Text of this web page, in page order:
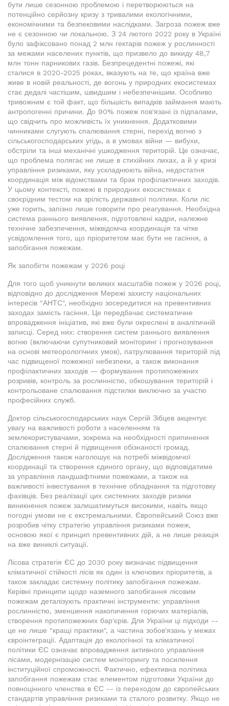
бути лише сезонною проблемою і перетворюються на
потенційно серйозну кризу з тривалими екологічними,
економічними та безпековими наслідками. Загроза пожеж вже
не є сезонною чи локальною. З 24 лютого 2022 року в Україні
було зафіксовано понад 2 млн гектарів пожеж у рослинності
за межами населених пунктів, що призвело до викиду 48,7
млн тонн парникових газів. Безпрецедентні пожежі, які
сталися в 2020-2025 роках, вказують на те, що країна вже
живе в новій реальності, де вогонь у природних екосистемах
стає дедалі частішим, швидшим і небезпечнішим. Особливо
тривожним є той факт, що більшість випадків займання мають
антропогенні причини. До 90% пожеж пов'язані із підпалами,
що свідчить про можливість їх уникнення. Додатковими
чинниками слугують спалювання стерні, перехід вогню з
сільськогосподарських угідь, а в умовах війни — вибухи,
обстріли та інші механічні ушкодження територій. Це означає,
що проблема полягає не лише в стихійних лихах, а й у кризі
управління ризиками, яку ускладнюють війна, недостатня
координація між відомствами та брак профілактичних заходів.
У цьому контексті, пожежі в природних екосистемах є
своєрідним тестом на зрілість державної політики. Коли ліс
уже горить, запізно лише говорити про реагування. Необхідна
система раннього виявлення, підготовлені кадри, належне
технічне забезпечення, міжвідомча координація та чітке
усвідомлення того, що пріоритетом має бути не гасіння, а
запобігання пожежам.
Як запобігти пожежам у 2026 році
Для того щоб уникнути великих масштабів пожеж у 2026 році,
відповідно до дослідження Мережі захисту національних
інтересів "АНТС", необхідно зосередитися на превентивних
заходах замість гасіння. Це передбачає систематичне
впровадження ініціатив, які вже були окреслені в аналітичній
записці. Серед них: створення систем раннього виявлення
вогню (включаючи супутниковий моніторинг і прогнозування
на основі метеорологічних умов), патрулювання територій під
час підвищеної пожежної небезпеки, а також виконання
профілактичних заходів — формування протипожежних
розривів, контроль за рослинністю, обкошування територій і
контрольоване спалювання підстилки виключно за участю
професійних служб.
Доктор сільськогосподарських наук Сергій Зібцев акцентує
увагу на важливості роботи з населенням та
землекористувачами, зокрема на необхідності припинення
спалювання стерні й підвищення обізнаності громад.
Дослідження також наголошує на потребі міжвідомчої
координації та створення єдиного органу, що відповідатиме
за управління ландшафтними пожежами, а також на
важливості інвестування в технічне обладнання та підготовку
фахівців. Без реалізації цих системних заходів ризики
виникнення пожеж залишатимуться високими, навіть якщо
погодні умови не є екстремальними. Європейський Союз вже
розробив чітку стратегію управління ризиками пожеж,
основою якої є принцип превентивних дій, а не лише реакція
на вже виниклі ситуації.
Лісова стратегія ЄС до 2030 року визначає підвищення
кліматичної стійкості лісів як один із ключових пріоритетів, а
також закладає системну політику запобігання пожежам.
Керівні принципи щодо наземного запобігання лісовим
пожежам деталізують практичні інструменти: управління
рослинністю, зменшення накопичення горючих матеріалів,
створення протипожежних бар'єрів. Для України ці підходи --
це не лише "кращі практики", а частина зобов'язань у межах
євроінтеграції. Адаптація до екологічної та кліматичної
політики ЄС означає впровадження активного управління
лісами, модернізацію систем моніторингу та посилення
інституційної спроможності. Фактично, ефективна політика
запобігання пожежам стає елементом підготовки України до
повноцінного членства в ЄС -- із переходом до європейських
стандартів управління ризиками та сталого розвитку. Якщо не